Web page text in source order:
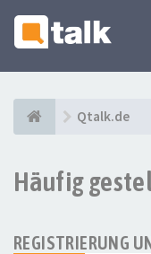
Qtalk.de
Häufig
REGISTRIERUNG